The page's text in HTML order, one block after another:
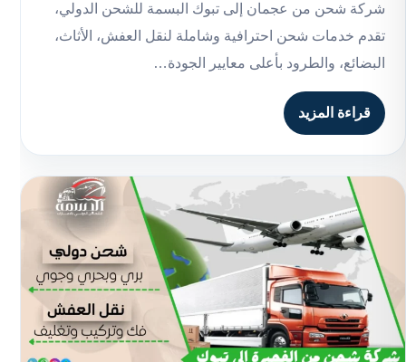
شركة شحن من عجمان إلى تبوك البسمة للشحن الدولي،
تقدم خدمات شحن احترافية وشاملة لنقل العفش، الأثاث،
البضائع، والطرود بأعلى معايير الجودة…
قراءة المزيد